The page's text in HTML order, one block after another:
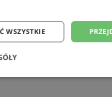
www - Wodzisław
WSZYSTKIE
Wydajność